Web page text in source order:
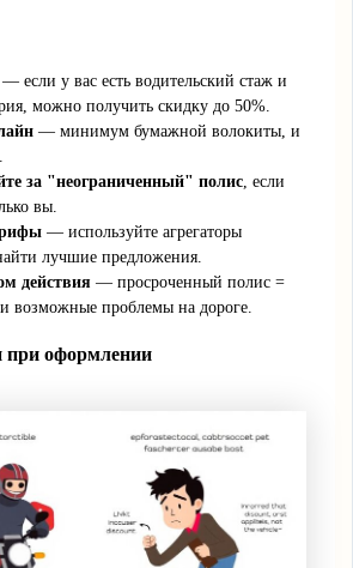
— если у вас есть водительский стаж и
можно получить скидку до 50%.
— минимум бумажной волокиты, и
за "неограниченный" полис, если
вы.
— используйте агрегаторы
лучшие предложения.
действия — просроченный полис =
возможные проблемы на дороге.
оформлении